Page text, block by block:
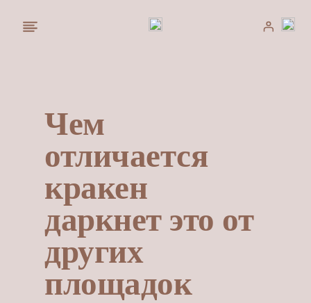
Чем
отличается
кракен
даркнет это от
других
площадок